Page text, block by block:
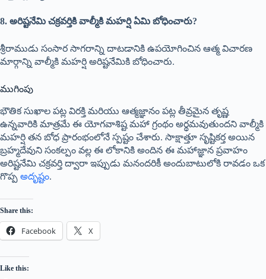
8. అరిష్టనేమి చక్రవర్తికి వాల్మీకి మహర్షి ఏమి బోధించారు?
శ్రీరాముడు సంసార సాగరాన్ని దాటడానికి ఉపయోగించిన ఆత్మ విచారణ
మార్గాన్ని వాల్మీకి మహర్షి అరిష్టనేమికి బోధించారు.
ముగింపు
భౌతిక సుఖాల పట్ల విరక్తి మరియు ఆత్మజ్ఞానం పట్ల తీవ్రమైన తృష్ణ
ఉన్నవారికి మాత్రమే ఈ యోగవాశిష్ట మహా గ్రంథం అర్థమవుతుందని వాల్మీకి
మహర్షి తన బోధ ప్రారంభంలోనే స్పష్టం చేశారు. సాక్షాత్తూ సృష్టికర్త అయిన
బ్రహ్మదేవుని సంకల్పం వల్ల ఈ లోకానికి అందిన ఈ మహాజ్ఞాన ప్రవాహం
అరిష్టనేమి చక్రవర్తి ద్వారా ఇప్పుడు మనందరికీ అందుబాటులోకి రావడం ఒక
గొప్ప అదృష్టం.
Share this:
Facebook X
Like this: